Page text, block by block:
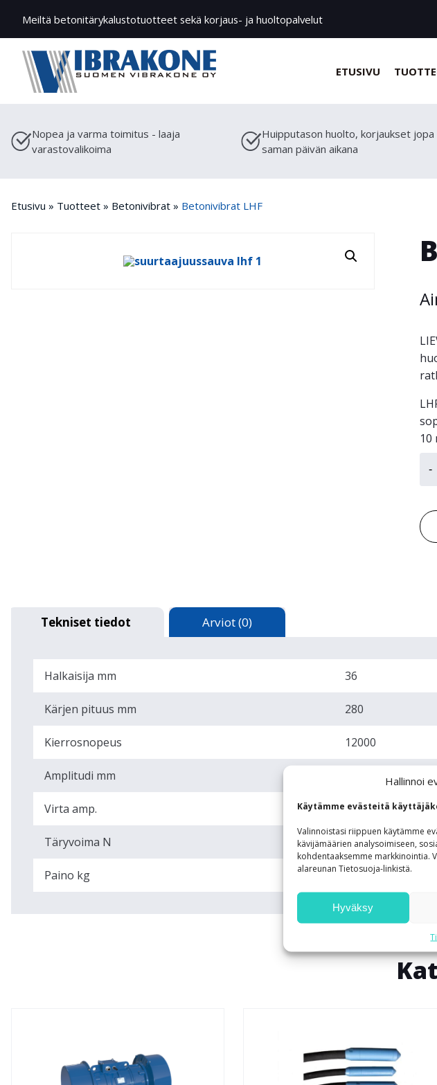
Hallinnoi
Käytämme evästeitä
Valinnoistasi riippuen käytämme
kävijämäärien analysoimiseen,
kohdentaaksemme markkinointia.
alareunan Tietosuoja-linkistä.
Hyväksy
Meiltä betonitärykalustotuotteet sekä korjaus- ja huoltopalvelut
ETUSIVU
Nopea ja varma toimitus - laaja
varastovalikoima
Huipputason huolto, korjaukset jopa
saman päivän aikana
Etusivu » Tuotteet » Betonivibrat » Betonivibrat LHF
10
-
Tekniset tiedot Arviot (0)
Halkaisija mm 36
Kärjen pituus mm 280
Kierrosnopeus 12000
Amplitudi mm
Virta amp. 4-4,5
Täryvoima N 1200
Paino kg 11,5